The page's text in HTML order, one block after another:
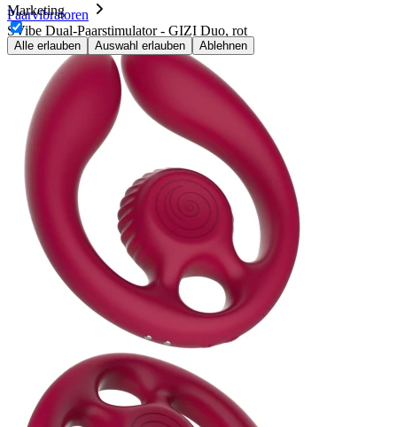
Marketing
Alle erlauben Auswahl erlauben Ablehnen
Paarvibratoren
SVibe Dual-Paarstimulator - GIZI Duo, rot